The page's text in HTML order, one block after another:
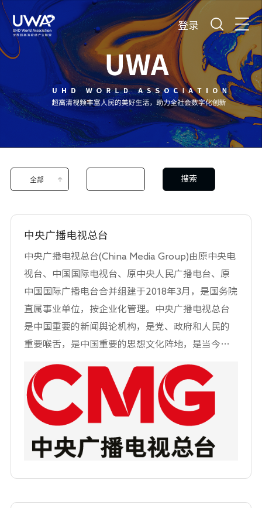
登录
全部 搜索
中央广播电视总台
中央广播电视总台(China Media Group)由原中央电
视台、中国国际电视台、原中央人民广播电台、原
中国国际广播电台合并组建于2018年3月，是国务院
直属事业单位，按企业化管理。中央广播电视总台
是中国重要的新闻舆论机构，是党、政府和人民的
重要喉舌，是中国重要的思想文化阵地，是当今中
传播新闻、社会教育、文化娱乐、信息服务等多种
功能，是全国公众获取信息的主要渠道，也是中国
了解世界、世界了解中国的重要窗口。中央广播电
字付费频道13个，是全球唯一使用6种联合国工作语
重点新闻网站以及央视新闻客户端等。2018年10月1